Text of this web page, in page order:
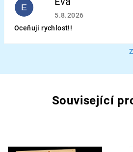
E Hodnocení obchodu je
5.8.2026
Oceňuji rychlost!!
Související